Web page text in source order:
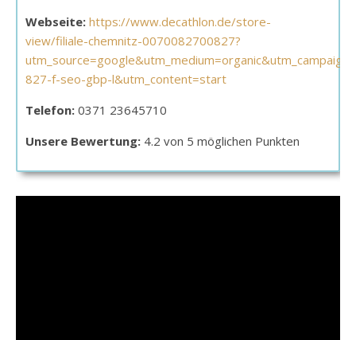
Webseite: https://www.decathlon.de/store-
view/filiale-chemnitz-0070082700827?
827-f-seo-gbp-l&utm_content=start
Telefon: 0371 23645710
Unsere Bewertung: 4.2 von 5 möglichen Punkten